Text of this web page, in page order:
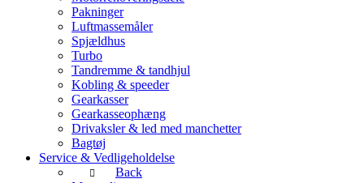
Pakninger
Luftmassemåler
Spjældhus
Turbo
Tandremme & tandhjul
Kobling & speeder
Gearkasser
Gearkasseophæng
Drivaksler & led med manchetter
Bagtøj
Service & Vedligeholdelse
Back